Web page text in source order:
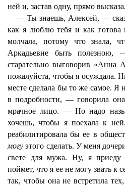
ней и, застав одну, прямо
— Ты знаешь, Алексей, —
как я люблю тебя и как готова
молчала, потому что знала,
Аркадьевне быть полезною,
старательно выговорив
пожалуйста, чтобы я осуждала.
месте сделала бы то же самое. Я
в подробности, — говорила
мрачное лицо. — Но надо
хочешь, чтобы я поехала к
реабилитировала бы ее в
могу этого сделать. У меня
свете для мужа. Ну, я
поймет, что я ее не могу звать к
так, чтобы она не встретила